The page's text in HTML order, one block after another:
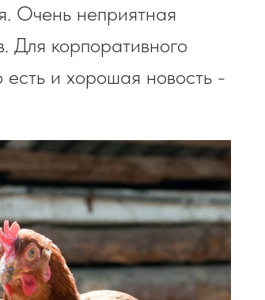
Очень неприятная
Для корпоративного
и хорошая новость -